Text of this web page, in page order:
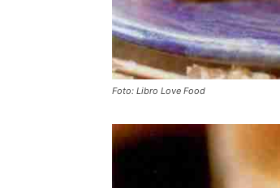
Foto: Libro Love Food